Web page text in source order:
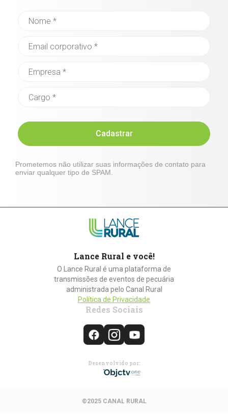
Cadastrar
Prometemos não utilizar suas informações de contato para
enviar qualquer tipo de SPAM.
Lance Rural e você!
O Lance Rural é uma plataforma de
transmissões de eventos de pecuária
administrada pelo Canal Rural
Política de Privacidade
Redes Sociais
Desenvolvido por:
©2025 CANAL RURAL